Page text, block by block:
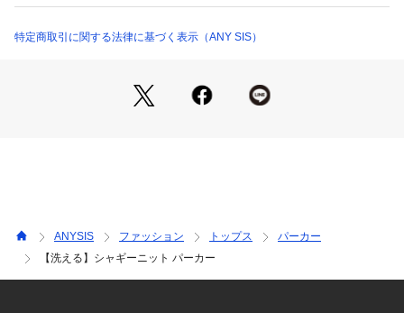
います。さらにポリエステル糸を合わせる事で伸縮し過ぎない
こちらの商品はサイズバリエーションがございます。Rレギュ
ラーサイズ（KRWPCW0002）　S小さいサイズ（KRWQCW0
#anySiS #エニシス #エニィシス #エニスィス #レディース #
ニット #フーディ #パーカー #シャギー #ラメ #ライトアウタ
ー #トレンド #フェミニン #レディスタイル #カジュアル #カ
※詳しい洗濯方法については、商品の品質表示タグをご覧ください
KRWPCW0002 （ショップ）
特定商取引に関する法律に基づく表示（ANY SIS）
ANYSIS ファッション トップス
パーカー
【洗える】シャギーニット パーカー